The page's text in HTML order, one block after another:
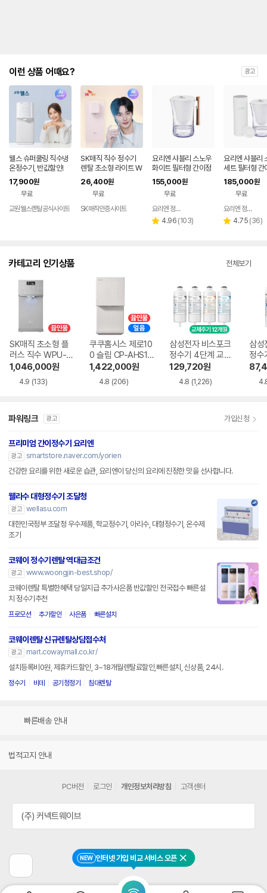
NEW 인터넷 가입 비교 서비스 오픈 닫기
이런 상품 어때요? 광고
웰스 슈퍼쿨링 직수냉
온정수기, 반값할인!
17,900원
무료
교원웰스렌탈공식사이트
SK매직 직수 정수기
렌탈 초소형 라이트 W
PU-JAC125S 가정
용 미네랄 추천 살균 미
니 냉온 100도 스텐레
스 데스크탑 84개월약
26,400원
무료
SK매직인증사이트
요리엔 샤블리 스노우
화이트 필터형 간이정
수기 ( 필터 1개 포함)
155,000원
무료
페이
요리엔 정수기 공식몰
별 4.96 리
(103)
요리엔 샤블리
세트 필터형 간
기 (본품 + 필
ks)
185,000원
무료
요리엔 정수기 공식몰
별 4.75 리
(36)
카테고리 인기상품 전체보기
SK매직 초소형 플
러스 직수 WPU-J
AC115SNS
1,046,000원
4.9 (133)
쿠쿠홈시스 제로10
0 슬림 CP-AHS10
0HEW
1,422,000원
4.8 (206)
삼성전자 비스포크
정수기 4단계 교체
용 정수필터 HAF-
HIN
129,720원
4.8 (1,226)
삼성
정수
용
HIM
파워링크 광고 가입신청
프리미엄 간이정수기 요리엔
광고 smartstore.naver.com/yorien
건강한 요리를 위한 새로운 습관, 요리엔이 당신의 요리에 진정한 맛을 선사합니다.
웰라수 대형정수기 조달청
광고 wellasu.com
대한민국정부 조달청 우수제품, 학교정수기, 아리수, 대형정수기, 온수제
조기
코웨이 정수기렌탈 역대급조건
광고 www.woongjin-best.shop/
코웨이렌탈 특별한혜택 당일지급 추가사은품 반값할인 전국접수 빠른설
치 정수기추천
프로모션 추가할인 사은품 빠른설치
코웨이렌탈 신규렌탈상담접수처
광고
mart.cowaymall.co.kr/
설치등록비0원, 제휴카드할인, 3~18개월렌탈료할인,빠른설치, 신상품, 24시.
정수기 비데 공기청정기 침대렌탈
빠른배송 안내
법적고지 안내
전
페
PC버전 로그인 개인정보처리방침 고객센터
(주) 커넥트웨이브